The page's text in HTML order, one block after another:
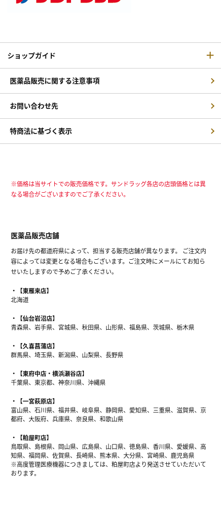
ショップガイド
医薬品販売に関する注意事項
お問い合わせ先
特商法に基づく表示
※価格は当サイトでの販売価格です。サンドラッグ各店の店頭価格とは異
なる場合がございますのでご了承ください。
医薬品販売店舗
お届け先の都道府県によって、担当する販売店舗が異なります。 ご注文内
容によっては変更となる場合もございます。ご注文時にメールにてお知ら
せいたしますので予めご了承ください。
【東雁来店】
北海道
【仙台岩沼店】
青森県、岩手県、宮城県、秋田県、山形県、福島県、茨城県、栃木県
【久喜菖蒲店】
群馬県、埼玉県、新潟県、山梨県、長野県
【東府中店・横浜瀬谷店】
千葉県、東京都、神奈川県、沖縄県
【一宮萩原店】
富山県、石川県、福井県、岐阜県、静岡県、愛知県、三重県、滋賀県、京
都府、大阪府、兵庫県、奈良県、和歌山県
【粕屋町店】
鳥取県、島根県、岡山県、広島県、山口県、徳島県、香川県、愛媛県、高
知県、福岡県、佐賀県、長崎県、熊本県、大分県、宮崎県、鹿児島県
※高度管理医療機器につきましては、粕屋町店より発送させていただいて
おります。